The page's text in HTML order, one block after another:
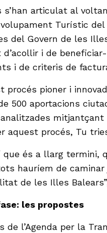
s’han articulat al
Turístic
del Govern de les
d’acollir i de
i de criteris de
procés pioner i
500 aportacions
aquest procés, Tu
que és a llarg termini,
hauríem de
de les Illes
les propostes
de l’Agenda per la